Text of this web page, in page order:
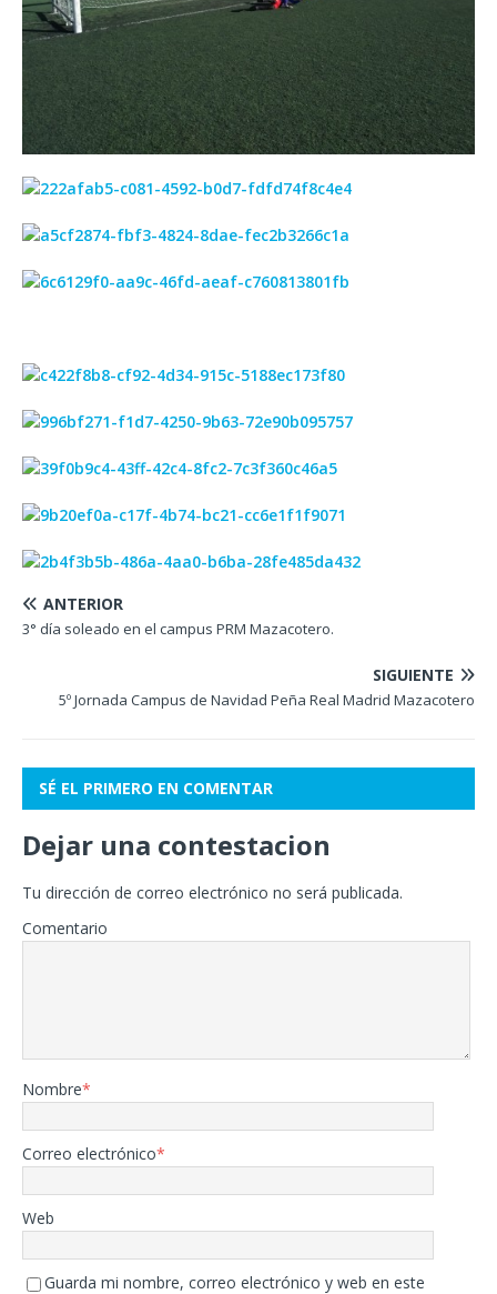
ANTERIOR
3° día soleado en el campus PRM Mazacotero.
SIGUIENTE
5º Jornada Campus de Navidad Peña Real Madrid Mazacotero
SÉ EL PRIMERO EN COMENTAR
Dejar una contestacion
Tu dirección de correo electrónico no será publicada.
Comentario
Nombre*
Correo electrónico*
Web
Guarda mi nombre, correo electrónico y web en este